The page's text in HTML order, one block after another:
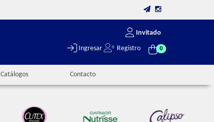
Invitado
Ingresar Registro 0
Catálogos Contacto